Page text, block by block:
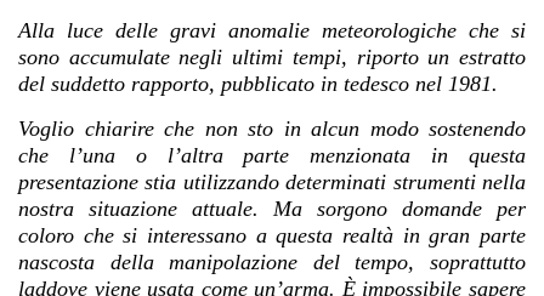
Alla luce delle gravi anomalie meteorologiche che si
sono accumulate negli ultimi tempi, riporto un estratto
del suddetto rapporto, pubblicato in tedesco nel 1981.
Voglio chiarire che non sto in alcun modo sostenendo
che l’una o l’altra parte menzionata in questa
presentazione stia utilizzando determinati strumenti nella
nostra situazione attuale. Ma sorgono domande per
coloro che si interessano a questa realtà in gran parte
nascosta della manipolazione del tempo, soprattutto
laddove viene usata come un’arma. È impossibile sapere